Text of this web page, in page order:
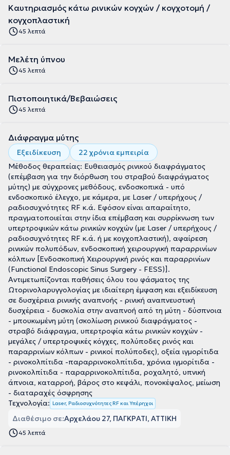
Καυτηριασμός κάτω ρινικών κογχών / κογχοτομή /
κογχοπλαστική
45 λεπτά
Μελέτη ύπνου
45 λεπτά
Πιστοποιητικά/Βεβαιώσεις
45 λεπτά
Διάφραγμα μύτης
Εξειδίκευση
22 χρόνια εμπειρία
Μέθοδος θεραπείας: Ευθειασμός ρινικού διαφράγματος
(επέμβαση για την διόρθωση του στραβού διαφράγματος
μύτης) με σύγχρονες μεθόδους, ενδοσκοπικά - υπό
ενδοσκοπικό έλεγχο, με κάμερα, με Laser / υπερήχους /
ραδιοσυχνότητες RF κ.ά. Εφόσον είναι απαραίτητο,
πραγματοποιείται στην ίδια επέμβαση και συρρίκνωση των
υπερτροφικών κάτω ρινικών κογχών (με Laser / υπερήχους /
ραδιοσυχνότητες RF κ.ά. ή με κογχοπλαστική), αφαίρεση
ρινικών πολυπόδων, ενδοσκοπική χειρουργική παραρρινίων
κόλπων [Ενδοσκοπική Χειρουργική ρινός και παραρρινίων
(Functional Endoscopic Sinus Surgery - FESS)].
Αντιμετωπίζονται παθήσεις όλου του φάσματος της
Ωτορινολαρυγγολογίας με ιδιαίτερη έμφαση και εξειδίκευση
σε δυσχέρεια ρινικής αναπνοής - ρινική αναπνευστική
δυσχέρεια - δυσκολία στην αναπνοή από τη μύτη - δύσπνοια
- μπουκωμένη μύτη (σκολίωση ρινικού διαφράγματος -
στραβό διάφραγμα, υπερτροφία κάτω ρινικών κογχών -
μεγάλες / υπερτροφικές κόγχες, πολύποδες ρινός και
παραρρινίων κόλπων - ρινικοί πολύποδες), οξεία ιγμορίτιδα
- ρινοκολπίτιδα -παραρρινοκολπίτιδα, χρόνια ιγμορίτιδα -
ρινοκολπίτιδα - παραρρινοκολπίτιδα, ροχαλητό, υπνική
άπνοια, καταρροή, βάρος στο κεφάλι, πονοκέφαλος, μείωση
- διαταραχές όσφρησης
Τεχνολογία: Laser, Ραδιοσυχνότητες RF και Υπέρηχοι
Διαθέσιμο σε:Αρχελάου 27, ΠΑΓΚΡΑΤΙ, ΑΤΤΙΚΗ
45 λεπτά